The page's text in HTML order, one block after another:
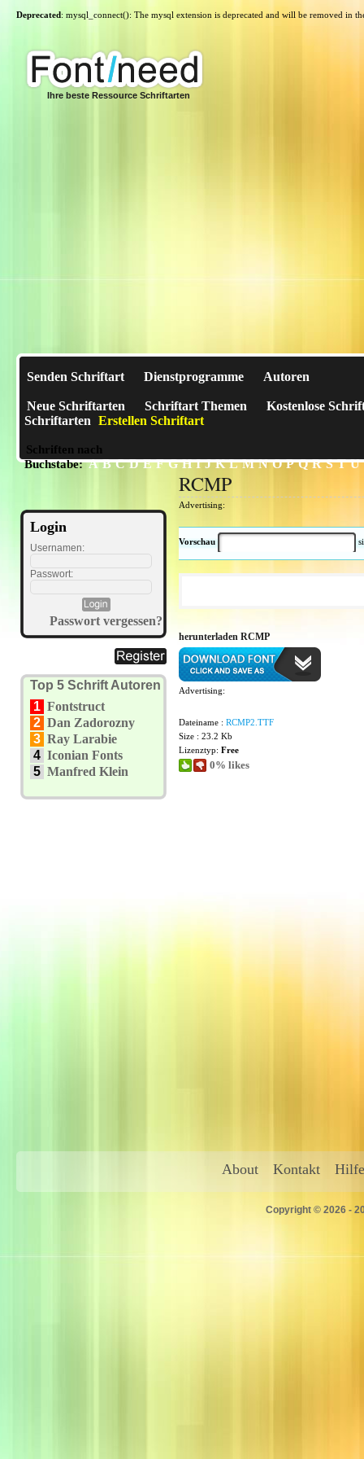
Deprecated: mysql_connect(): The mysql extension is deprecated and will be removed in
Ihre beste Ressource Schriftarten
Senden Schriftart Dienstprogramme Autoren
Neue Schriftarten Schriftart Themen
Kostenlose
Schriftarten Erstellen Schriftart
Schriften nach
Buchstabe:A B C D E F G H I J K L M N O P Q R S T U
Login
Usernamen:
Passwort:
Passwort vergessen?
Top 5 Schrift Autoren
1 Fontstruct
2 Dan Zadorozny
3 Ray Larabie
4 Iconian Fonts
5 Manfred Klein
RCMP
Advertising:
Vorschau
herunterladen RCMP
Advertising:
Dateiname : RCMP2.TTF
Size : 23.2 Kb
Lizenztyp: Free
0% likes
About Kontakt Hilfe
Copyright © 2026 -